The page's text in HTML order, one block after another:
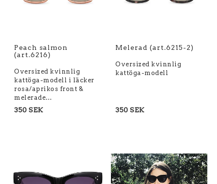
Peach salmon
(art.6216)
Oversized kvinnlig
kattöga-modell i läcker
rosa/aprikos front &
melerade…
350 SEK
Melerad (art.6215-2)
Oversized kvinnlig
kattöga-modell
350 SEK